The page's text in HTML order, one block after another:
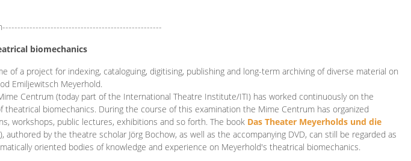
biomechanics
of a project for indexing, cataloguing, digitising, publishing and long-term archiving of diverse material on
Emiljewitsch Meyerhold.
Centrum (today part of the International Theatre Institute/ITI) has worked continuously on the
theatrical biomechanics. During the course of this examination the Mime Centrum has organized
workshops, public lectures, exhibitions and so forth. The book Das Theater Meyerholds und die
authored by the theatre scholar Jörg Bochow, as well as the accompanying DVD, can still be regarded as
oriented bodies of knowledge and experience on Meyerhold's theatrical biomechanics.